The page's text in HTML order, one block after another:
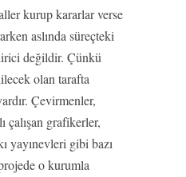
kurup kararlar verse
aslında süreçteki
değildir. Çünkü
olan tarafta
Çevirmenler,
çalışan grafikerler,
yayınevleri gibi bazı
o kurumla